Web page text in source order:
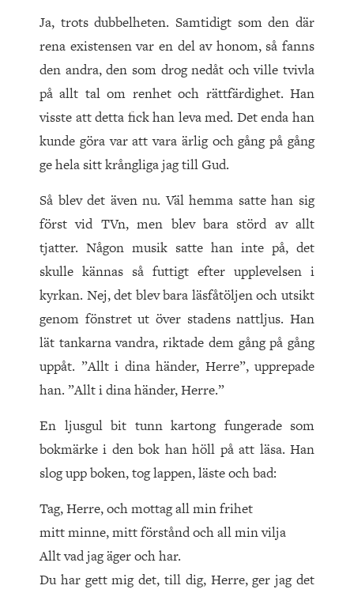
Ja, trots dubbelheten. Samtidigt som den där
rena existensen var en del av honom, så fanns
den andra, den som drog nedåt och ville tvivla
på allt tal om renhet och rättfärdighet. Han
visste att detta fick han leva med. Det enda han
kunde göra var att vara ärlig och gång på gång
ge hela sitt krångliga jag till Gud.
Så blev det även nu. Väl hemma satte han sig
först vid TVn, men blev bara störd av allt
tjatter. Någon musik satte han inte på, det
skulle kännas så futtigt efter upplevelsen i
kyrkan. Nej, det blev bara läsfåtöljen och utsikt
genom fönstret ut över stadens nattljus. Han
lät tankarna vandra, riktade dem gång på gång
uppåt. ”Allt i dina händer, Herre”, upprepade
han. ”Allt i dina händer, Herre.”
En ljusgul bit tunn kartong fungerade som
bokmärke i den bok han höll på att läsa. Han
slog upp boken, tog lappen, läste och bad:
Tag, Herre, och mottag all min frihet
mitt minne, mitt förstånd och all min vilja
Allt vad jag äger och har.
Du har gett mig det, till dig, Herre, ger jag det